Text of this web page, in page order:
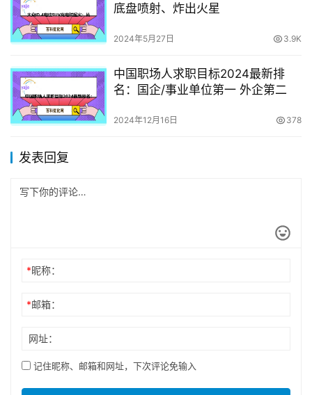
底盘喷射、炸出火星
2024年5月27日 3.9K
中国职场人求职目标2024最新排
名：国企/事业单位第一 外企第二
2024年12月16日 378
发表回复
*昵称：
*邮箱：
网址：
记住昵称、邮箱和网址，下次评论免输入